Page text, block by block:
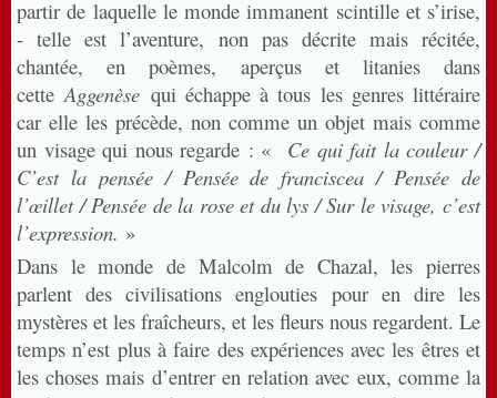
partir de laquelle le monde immanent scintille et s’irise,
- telle est l’aventure, non pas décrite mais récitée,
chantée, en poèmes, aperçus et litanies dans
cetteAggenèse qui échappe à tous les genres littéraire
car elle les précède, non comme un objet mais comme
un visage qui nous regarde : « Ce qui fait la couleur /
C’est la pensée / Pensée de franciscea / Pensée de
l’œillet / Pensée de la rose et du lys / Sur le visage, c’est
l’expression. »
Dans le monde de Malcolm de Chazal, les pierres
parlent des civilisations englouties pour en dire les
mystères et les fraîcheurs, et les fleurs nous regardent. Le
temps n’est plus à faire des expériences avec les êtres et
les choses mais d’entrer en relation avec eux, comme la